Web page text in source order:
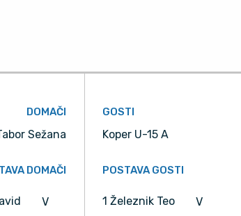
DOMAČI
Sežana
GOSTI
Koper U-15 A
DOMAČI
V
POSTAVA GOSTI
1 Železnik Teo V